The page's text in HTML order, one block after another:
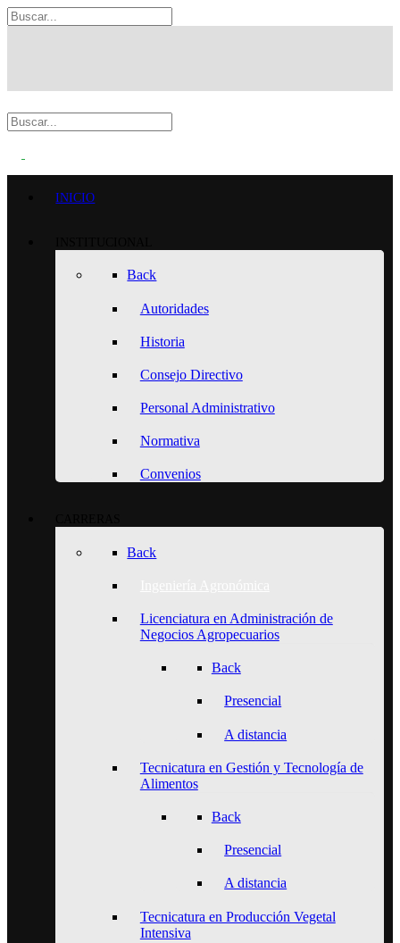
INICIO
Back
Autoridades
Historia
Consejo Directivo
Personal Administrativo
Normativa
Convenios
Back
Licenciatura en Administración de
Negocios Agropecuarios
Back
Presencial
A distancia
Tecnicatura en Gestión y Tecnología de
Alimentos
Back
Presencial
A distancia
Tecnicatura en Producción Vegetal
Intensiva